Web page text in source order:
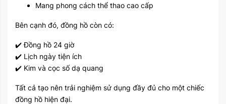
Mang phong cách thể thao cao cấp
Bên cạnh đó, đồng hồ còn có:
✔️ Đồng hồ 24 giờ
✔️ Lịch ngày tiện ích
✔️ Kim và cọc số dạ quang
Tất cả tạo nên trải nghiệm sử dụng đầy đủ cho một chiếc
đồng hồ hiện đại.